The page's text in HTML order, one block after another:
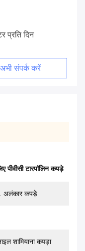
प्रति दिन
अभी संपर्क करें
पीवीसी टारपॉलिन कपड़े
अलंकार कपड़े
शामियाना कपड़ा